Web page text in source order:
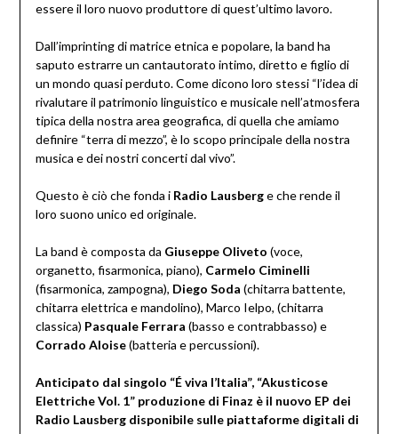
essere il loro nuovo produttore di quest’ultimo lavoro.
Dall’imprinting di matrice etnica e popolare, la band ha
saputo estrarre un cantautorato intimo, diretto e figlio di
un mondo quasi perduto. Come dicono loro stessi “l’idea di
rivalutare il patrimonio linguistico e musicale nell’atmosfera
tipica della nostra area geografica, di quella che amiamo
definire “terra di mezzo”, è lo scopo principale della nostra
musica e dei nostri concerti dal vivo”.
Questo è ciò che fonda i Radio Lausberge che rende il
loro suono unico ed originale.
La band è composta da Giuseppe Oliveto (voce,
organetto, fisarmonica, piano), Carmelo Ciminelli
(fisarmonica, zampogna), Diego Soda (chitarra battente,
chitarra elettrica e mandolino), Marco Ielpo, (chitarra
classica) Pasquale Ferrara (basso e contrabbasso) e
Corrado Aloise(batteria e percussioni).
Anticipato dal singolo “É viva l’Italia”, “Akusticose
Elettriche Vol. 1” produzione di Finaz è il nuovo EP dei
Radio Lausberg disponibile sulle piattaforme digitali di